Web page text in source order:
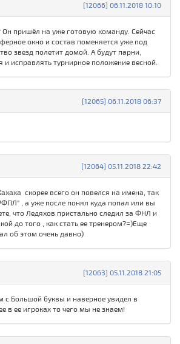
[12066] 06.11.2018 10:10
Он пришёл на уже готовую команду. Сейчас
окно и состав поменяется уже под
звезд полетит домой. А будут парни,
и исправлять турнирное положение весной.
[12065] 06.11.2018 06:37
[12064] 05.11.2018 22:42
скорее всего он повелся на имена, так
, а уже после понял куда попал или вы
что Ледяхов пристально следил за ФНЛ и
до того , как стать ее тренером?=)Еще
об этом очень давно)
[12063] 05.11.2018 21:05
с Большой буквы и наверное увидел в
в ее игроках то чего мы не знаем!